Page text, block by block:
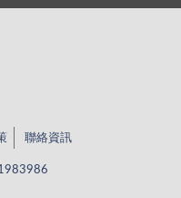
聯絡資訊